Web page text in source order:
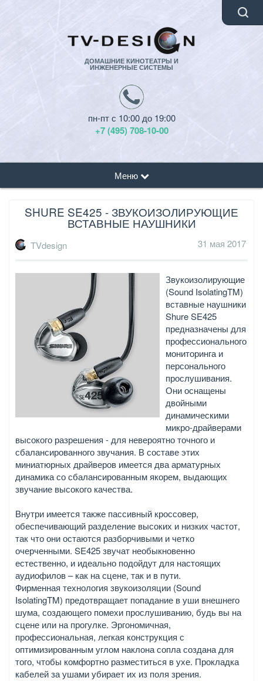
ДОМАШНИЕ КИНОТЕАТРЫ И
ИНЖЕНЕРНЫЕ СИСТЕМЫ
пн-пт с 10:00 до 19:00
+7 (495) 708-10-00
Меню
SHURE SE425 - ЗВУКОИЗОЛИРУЮЩИЕ
ВСТАВНЫЕ НАУШНИКИ
TVdesign 31 мая 2017
Звукоизолирующие
(Sound IsolatingTM)
вставные наушники
Shure SE425
предназначены для
профессионального
мониторинга и
персонального
прослушивания.
Они оснащены
двойными
динамическими
микро-драйверами
высокого разрешения - для невероятно точного и
сбалансированного звучания. В составе этих
миниатюрных драйверов имеется два арматурных
динамика со сбалансированным якорем, выдающих
звучание высокого качества.
Внутри имеется также пассивный кроссовер,
обеспечивающий разделение высоких и низких частот,
так что они остаются разборчивыми и четко
очерченными. SE425 звучат необыкновенно
естественно, и идеально подойдут для настоящих
аудиофилов – как на сцене, так и в пути.
Фирменная технология звукоизоляции (Sound
IsolatingTM) предотвращает попадание в уши внешнего
шума, создающего помехи прослушиванию, будь вы на
сцене или на прогулке. Эргономичная,
профессиональная, легкая конструкция с
оптимизированным углом наклона сопла создана для
того, чтобы комфортно разместиться в ухе. Прокладка
кабелей за ушами убирает их из поля зрения.